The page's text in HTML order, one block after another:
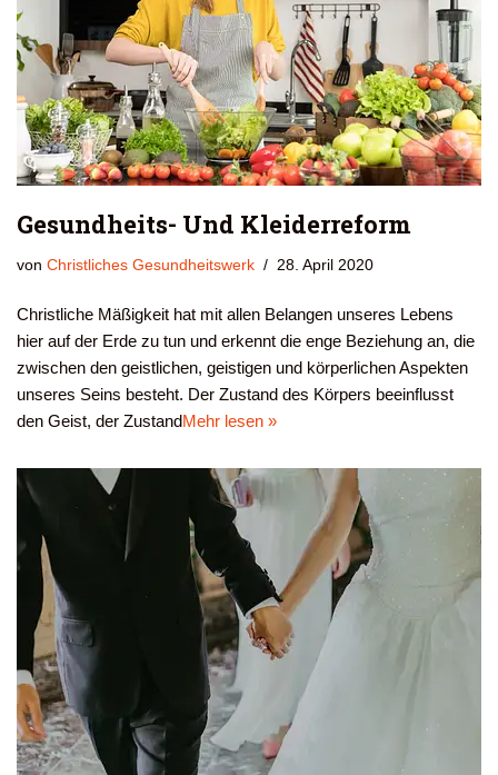
Gesundheits- Und Kleiderreform
von Christliches Gesundheitswerk 28. April 2020
Christliche Mäßigkeit hat mit allen Belangen unseres Lebens
hier auf der Erde zu tun und erkennt die enge Beziehung an, die
zwischen den geistlichen, geistigen und körperlichen Aspekten
unseres Seins besteht. Der Zustand des Körpers beeinflusst
den Geist, der ZustandMehr lesen »